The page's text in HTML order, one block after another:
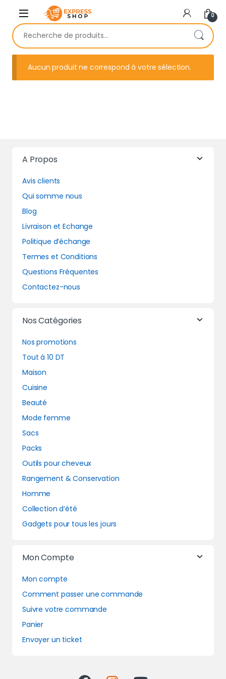
Skip to navigation
Skip to content
0
Recherche pour :
Aucun produit ne correspond à votre sélection.
A Propos
Avis clients
Qui somme nous
Blog
Livraison et Echange
Politique d’échange
Termes et Conditions
Questions Fréquentes
Contactez-nous
Nos Catégories
Nos promotions
Tout à 10 DT
Maison
Cuisine
Beauté
Mode femme
Sacs
Packs
Outils pour cheveux
Rangement & Conservation
Homme
Collection d’été
Gadgets pour tous les jours
Mon Compte
Mon compte
Comment passer une commande
Suivre votre commande
Panier
Envoyer un ticket